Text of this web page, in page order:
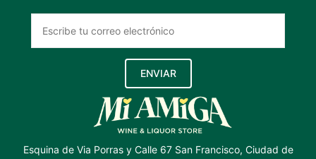
ENVIAR
Esquina de Via Porras y Calle 67 San Francisco, Ciudad de